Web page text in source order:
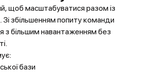
щоб масштабуватися разом із
Зі збільшенням попиту команди
з більшим навантаженням без
бази